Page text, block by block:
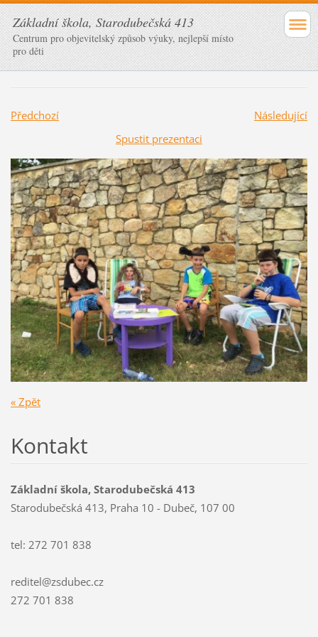
Základní škola, Starodubečská 413
Centrum pro objevitelský způsob výuky, nejlepší místo
pro děti
Předchozí
Následující
Spustit prezentaci
« Zpět
Kontakt
Základní škola, Starodubečská 413
Starodubečská 413, Praha 10 - Dubeč, 107 00
tel: 272 701 838
reditel@zsdubec.cz
272 701 838